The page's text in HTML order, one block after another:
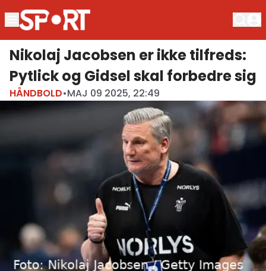
Nikolaj Jacobsen er ikke tilfreds:
Pytlick og Gidsel skal forbedre sig
HÅNDBOLD•MAJ 09 2025, 22:49